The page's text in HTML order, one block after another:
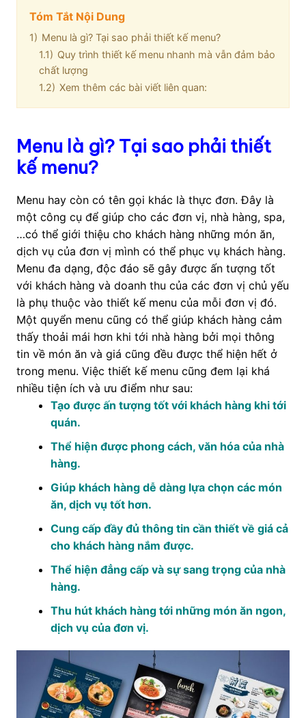
Tóm Tắt Nội Dung
1) Menu là gì? Tại sao phải thiết kế menu?
1.1) Quy trình thiết kế menu nhanh mà vẫn đảm bảo
chất lượng
1.2) Xem thêm các bài viết liên quan:
Menu là gì? Tại sao phải thiết
kế menu?
Menu hay còn có tên gọi khác là thực đơn. Đây là
một công cụ để giúp cho các đơn vị, nhà hàng, spa,
…có thể giới thiệu cho khách hàng những món ăn,
dịch vụ của đơn vị mình có thể phục vụ khách hàng.
Menu đa dạng, độc đáo sẽ gây được ấn tượng tốt
với khách hàng và doanh thu của các đơn vị chủ yếu
là phụ thuộc vào thiết kế menu của mỗi đơn vị đó.
Một quyển menu cũng có thể giúp khách hàng cảm
thấy thoải mái hơn khi tới nhà hàng bởi mọi thông
tin về món ăn và giá cũng đều được thể hiện hết ở
trong menu. Việc thiết kế menu cũng đem lại khá
nhiều tiện ích và ưu điểm như sau:
Tạo được ấn tượng tốt với khách hàng khi tới
quán.
Thể hiện được phong cách, văn hóa của nhà
hàng.
Giúp khách hàng dễ dàng lựa chọn các món
ăn, dịch vụ tốt hơn.
Cung cấp đầy đủ thông tin cần thiết về giá cả
cho khách hàng nắm được.
Thể hiện đẳng cấp và sự sang trọng của nhà
hàng.
Thu hút khách hàng tới những món ăn ngon,
dịch vụ của đơn vị.